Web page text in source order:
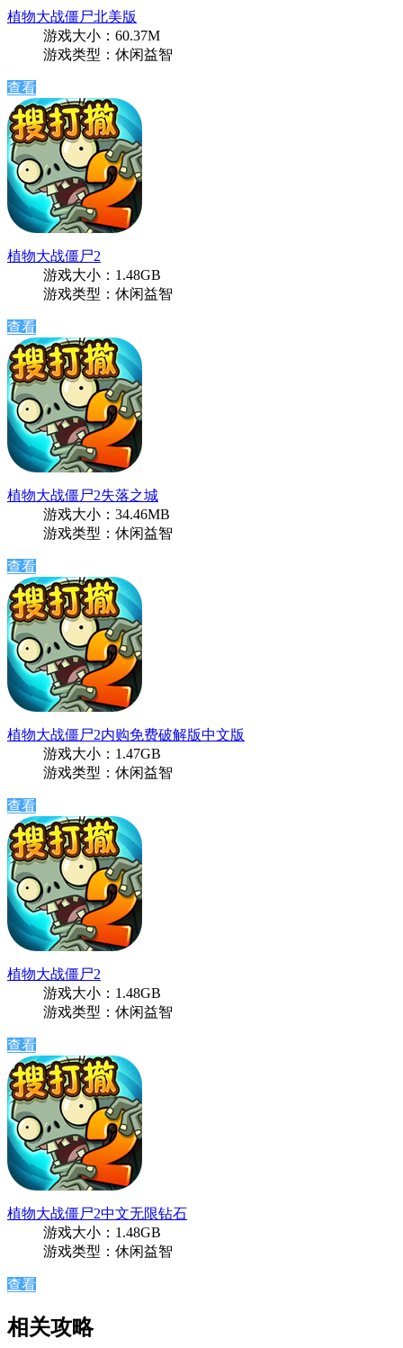
植物大战僵尸北美版
游戏大小：60.37M
游戏类型：休闲益智
查看
植物大战僵尸2
游戏大小：1.48GB
游戏类型：休闲益智
查看
植物大战僵尸2失落之城
游戏大小：34.46MB
游戏类型：休闲益智
查看
植物大战僵尸2内购免费破解版中文版
游戏大小：1.47GB
游戏类型：休闲益智
查看
植物大战僵尸2
游戏大小：1.48GB
游戏类型：休闲益智
查看
植物大战僵尸2中文无限钻石
游戏大小：1.48GB
游戏类型：休闲益智
查看
相关攻略